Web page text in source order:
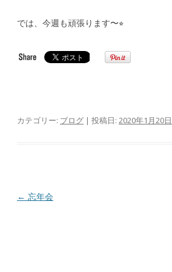
では、今週も頑張ります〜⭐︎
カテゴリー: ブログ | 投稿日: 2020年1月20日
投
← 忘年会